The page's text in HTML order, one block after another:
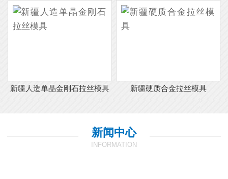
新疆人造单晶金刚石拉丝模具 新疆硬质合金拉丝模具
新闻中心
INFORMATION